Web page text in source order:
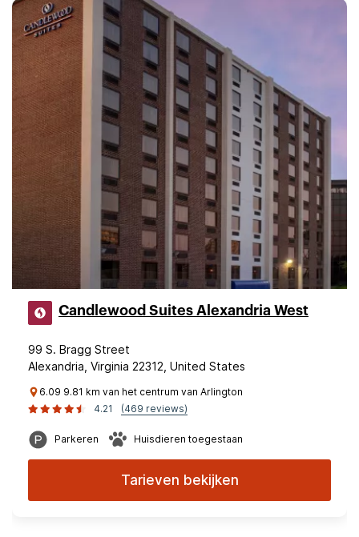
Candlewood Suites Alexandria West
99 S. Bragg Street
Alexandria, Virginia 22312, United States
6.09 9.81 km van het centrum van Arlington
4.21
(469 reviews)
Parkeren Huisdieren toegestaan
Tarieven bekijken